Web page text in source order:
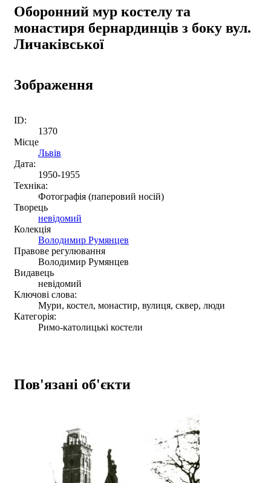
Оборонний мур костелу та
монастиря бернардинців з боку вул.
Личаківської
Зображення
ID:
1370
Місце
Львів
Дата:
1950-1955
Техніка:
Фотографія (паперовий носій)
Творець
невідомий
Колекція
Володимир Румянцев
Правове регулювання
Володимир Румянцев
Видавець
невідомий
Ключові слова:
Мури, костел, монастир, вулиця, сквер, люди
Категорія:
Римо-католицькі костели
Пов'язані об'єкти